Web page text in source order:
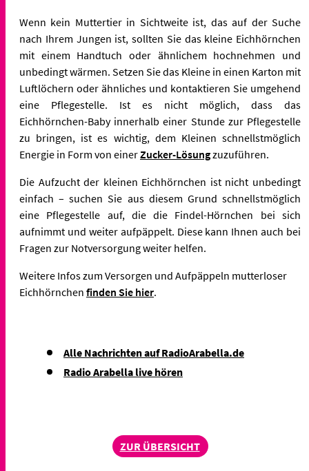
Wenn kein Muttertier in Sichtweite ist, das auf der Suche
nach Ihrem Jungen ist, sollten Sie das kleine Eichhörnchen
mit einem Handtuch oder ähnlichem hochnehmen und
unbedingt wärmen. Setzen Sie das Kleine in einen Karton mit
Luftlöchern oder ähnliches und kontaktieren Sie umgehend
eine Pflegestelle. Ist es nicht möglich, dass das
Eichhörnchen-Baby innerhalb einer Stunde zur Pflegestelle
zu bringen, ist es wichtig, dem Kleinen schnellstmöglich
Energie in Form von einerZucker-Lösungzuzuführen.
Die Aufzucht der kleinen Eichhörnchen ist nicht unbedingt
einfach – suchen Sie aus diesem Grund schnellstmöglich
eine Pflegestelle auf, die die Findel-Hörnchen bei sich
aufnimmt und weiter aufpäppelt. Diese kann Ihnen auch bei
Fragen zur Notversorgung weiter helfen.
Weitere Infos zum Versorgen und Aufpäppeln mutterloser
Eichhörnchen finden Sie hier.
Alle Nachrichten auf RadioArabella.de
Radio Arabella live hören
ZUR ÜBERSICHT